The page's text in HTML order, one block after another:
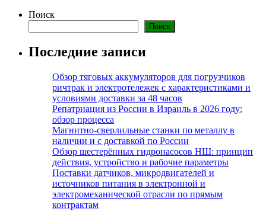
Поиск
Поиск
Последние записи
Обзор тяговых аккумуляторов для погрузчиков
ричтрак и электротележек с характеристиками и
условиями доставки за 48 часов
Репатриация из России в Израиль в 2026 году:
обзор процесса
Магнитно-сверлильные станки по металлу в
наличии и с доставкой по России
Обзор шестерённых гидронасосов НШ: принцип
действия, устройство и рабочие параметры
Поставки датчиков, микродвигателей и
источников питания в электронной и
электромеханической отрасли по прямым
контрактам